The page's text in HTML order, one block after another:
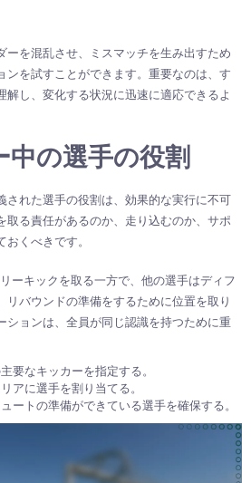
ーを混乱させ、ミスマッチを生み出すため
ンを試すことができます。重要なのは、す
解し、変化する状況に迅速に適応できるよ
の選手の役割
された選手の役割は、効果的な実行に不可
取る責任があるのか、走り込むのか、サポ
くべきです。
ーキックを取る一方で、他の選手はディフ
リバウンドの準備をするために位置を取り
ションは、全員が同じ認識を持つために重
要なキッカーを指定する。
アに選手を割り当てる。
ートの準備ができている選手を確保する。